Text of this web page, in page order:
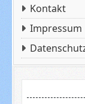
Kontakt
Impressum